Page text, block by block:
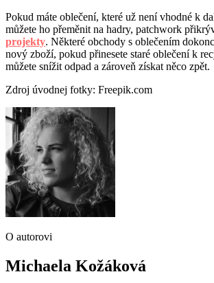
Pokud máte oblečení, které už není vhodné k
můžete ho přeměnit na hadry, patchwork
projekty. Některé obchody s oblečením
nový zboží, pokud přinesete staré oblečení k
můžete snížit odpad a zároveň získat něco zpět.
Zdroj úvodnej fotky: Freepik.com
O autorovi
Michaela Kožáková